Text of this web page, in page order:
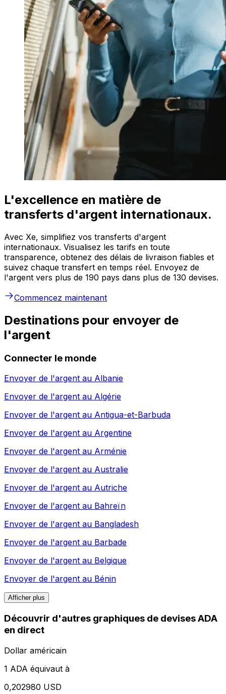
L'excellence en matière de
transferts d'argent internationaux.
Avec Xe, simplifiez vos transferts d'argent
internationaux. Visualisez les tarifs en toute
transparence, obtenez des délais de livraison fiables et
suivez chaque transfert en temps réel. Envoyez de
l'argent vers plus de 190 pays dans plus de 130 devises.
Commencez maintenant
Destinations pour envoyer de
l'argent
Connecter le monde
Envoyer de l'argent au Albanie
Envoyer de l'argent au Algérie
Envoyer de l'argent au Antigua-et-Barbuda
Envoyer de l'argent au Argentine
Envoyer de l'argent au Arménie
Envoyer de l'argent au Australie
Envoyer de l'argent au Autriche
Envoyer de l'argent au Bahreïn
Envoyer de l'argent au Bangladesh
Envoyer de l'argent au Barbade
Envoyer de l'argent au Belgique
Envoyer de l'argent au Bénin
Afficher plus
Découvrir d'autres graphiques de devises ADA
en direct
Dollar américain
1 ADA équivaut à
0,202980 USD